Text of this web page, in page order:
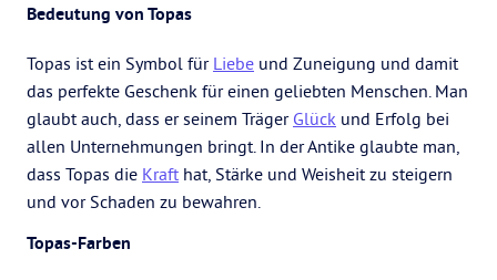
Bedeutung von Topas
Topas ist ein Symbol für Liebe und Zuneigung und damit
das perfekte Geschenk für einen geliebten Menschen. Man
glaubt auch, dass er seinem Träger Glück und Erfolg bei
allen Unternehmungen bringt. In der Antike glaubte man,
dass Topas die Kraft hat, Stärke und Weisheit zu steigern
und vor Schaden zu bewahren.
Topas-Farben